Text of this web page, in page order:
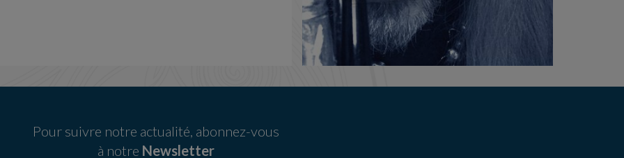
Pour suivre notre actualité, abonnez-vous
à notre Newsletter